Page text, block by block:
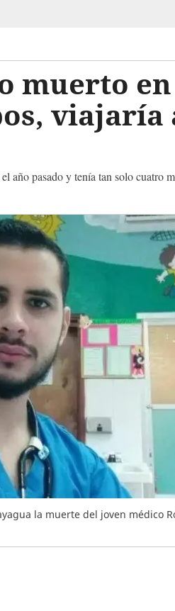
muerto en
viajaría
año pasado y tenía tan solo cuatro
la muerte del joven médico